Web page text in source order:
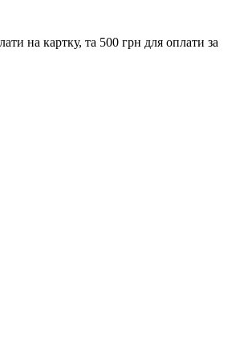
на картку, та 500 грн для оплати за